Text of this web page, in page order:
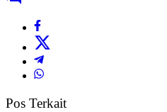
Pos Terkait